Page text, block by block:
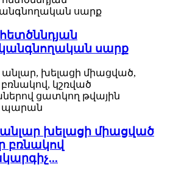
հետծննդյան
սարք
անլար խելացի միացված
բռնակով